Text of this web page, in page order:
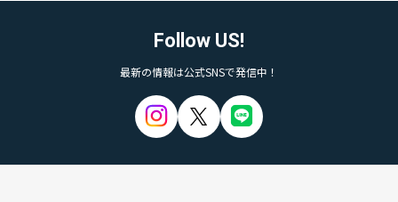
Follow US!
最新の情報は公式SNSで発信中！